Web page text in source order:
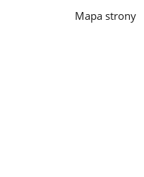
Mapa strony